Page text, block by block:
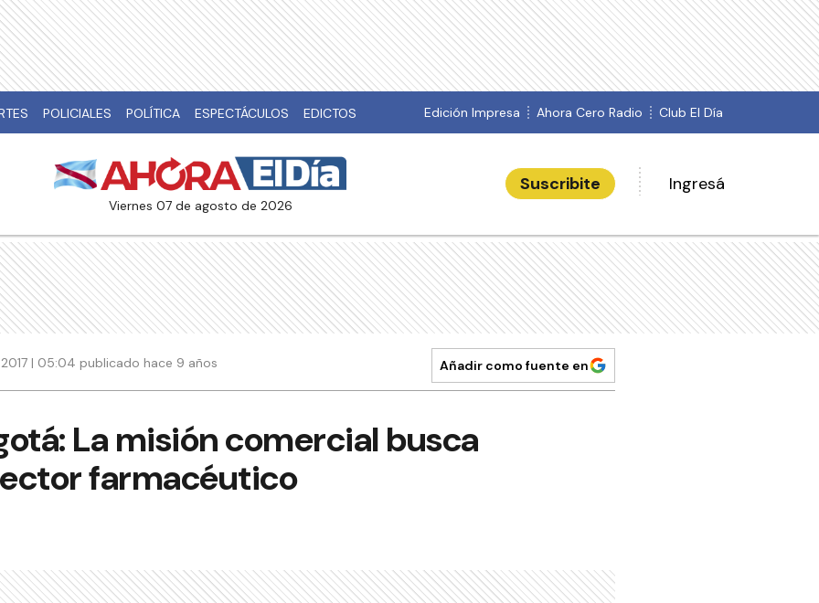
POLICIALES POLÍTICA ESPECTÁCULOS EDICTOS Edición Impresa Ahora Cero Radio Club El Día
viernes 07 de agosto de 2026
Suscribite Ingresá
| 05:04 publicado hace 9 años Añadir como fuente en
La misión comercial busca
farmacéutico